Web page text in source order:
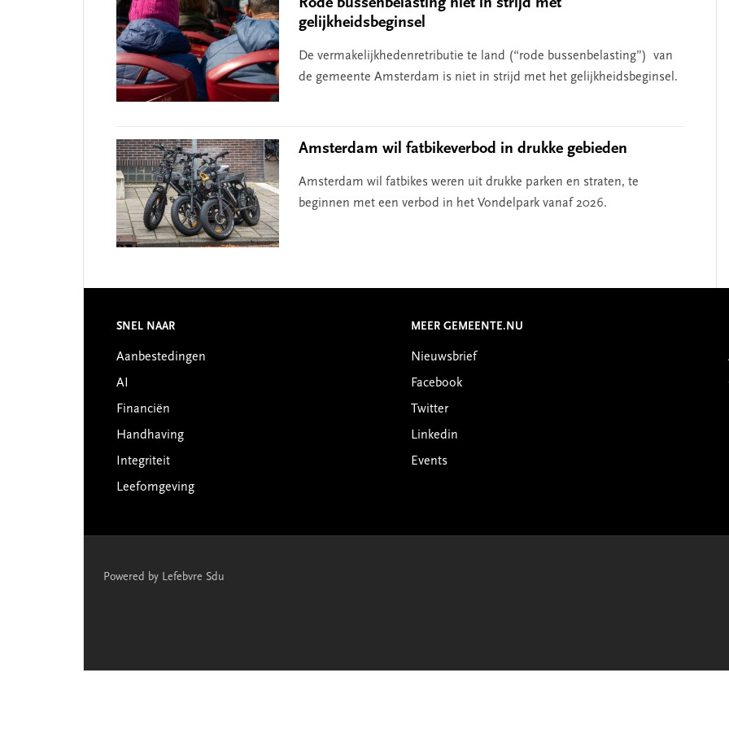
gelijkheidsbeginsel
De vermakelijkhedenretributie te land (“rode bussenbelasting”) van
de gemeente Amsterdam is niet in strijd met het gelijkheidsbeginsel.
Amsterdam wil fatbikeverbod in drukke gebieden
Amsterdam wil fatbikes weren uit drukke parken en straten, te
beginnen met een verbod in het Vondelpark vanaf 2026.
Footer
SNEL NAAR
Aanbestedingen
AI
Financiën
Handhaving
Integriteit
Leefomgeving
MEER GEMEENTE.NU
Nieuwsbrief
Facebook
Twitter
Linkedin
Events
Powered by Lefebvre Sdu